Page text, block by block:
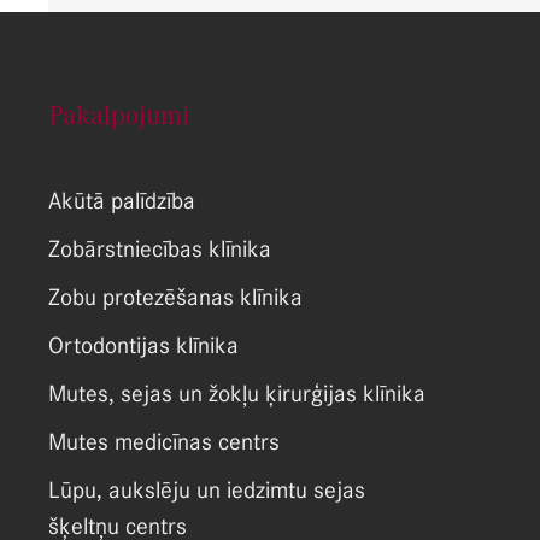
Pakalpojumi
Akūtā palīdzība
Zobārstniecības klīnika
Zobu protezēšanas klīnika
Ortodontijas klīnika
Mutes, sejas un žokļu ķirurģijas klīnika
Mutes medicīnas centrs
Lūpu, aukslēju un iedzimtu sejas
šķeltņu centrs